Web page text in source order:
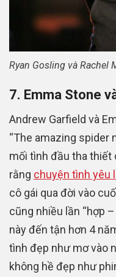
Ryan Gosling và Rachel
7. Emma Stone
Andrew Garfield và
“The amazing spider
mối tình đầu tha thiết
rằng chuyện tình yêu
cô gái qua đời vào
cũng nhiều lần “hợp
này đến tận hơn 4
tình đẹp như mơ vào
không hề đẹp như